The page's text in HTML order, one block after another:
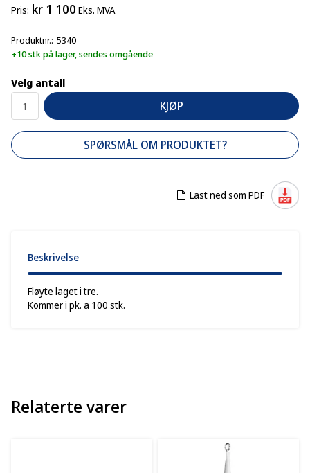
Pris kr 1 100 Eks. MVA
Produktnr. 5340
+10 stk på lager, sendes omgående
Velg antall
KJØP
SPØRSMÅL OM PRODUKTET?
Last ned som PDF
Beskrivelse
Fløyte laget i tre.
Kommer i pk. a 100 stk.
Relaterte varer